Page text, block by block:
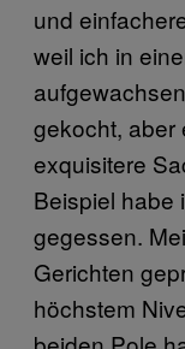
und
weil ich in
gekocht, aber
exquisitere
Beispiel habe
gegessen.
Gerichten
höchstem